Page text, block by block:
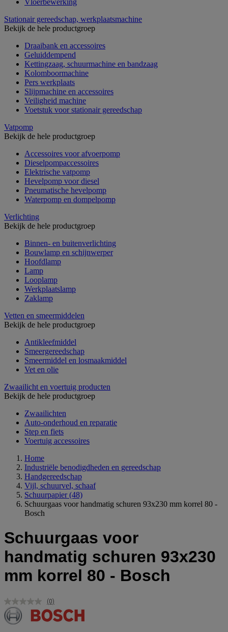
Stationair gereedschap, werkplaatsmachine
Bekijk de hele productgroep
Draaibank en accessoires
Geluiddempend
Kettingzaag, schuurmachine en bandzaag
Kolomboormachine
Pers werkplaats
Slijpmachine en accessoires
Veiligheid machine
Voetstuk voor stationair gereedschap
Vatpomp
Bekijk de hele productgroep
Accessoires voor afvoerpomp
Dieselpompaccessoires
Elektrische vatpomp
Hevelpomp voor diesel
Pneumatische hevelpomp
Waterpomp en dompelpomp
Verlichting
Bekijk de hele productgroep
Binnen- en buitenverlichting
Bouwlamp en schijnwerper
Hoofdlamp
Lamp
Looplamp
Werkplaatslamp
Zaklamp
Vetten en smeermiddelen
Bekijk de hele productgroep
Antikleefmiddel
Smeergereedschap
Smeermiddel en losmaakmiddel
Vet en olie
Zwaailicht en voertuig producten
Bekijk de hele productgroep
Zwaailichten
Auto-onderhoud en reparatie
Step en fiets
Voertuig accessoires
Home
Industriële benodigdheden en gereedschap
Handgereedschap
Vijl, schuurvel, schaaf
Schuurpapier (48)
Schuurgaas voor handmatig schuren 93x230 mm korrel 80 -
Bosch
Schuurgaas voor
handmatig schuren 93x230
mm korrel 80 - Bosch
Geen
scorewaarde.
Dezelfde
(0)